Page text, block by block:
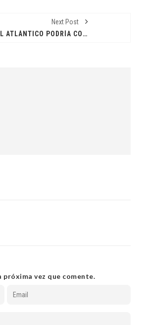
Next Post
SISTEMA EN EL ATLÁNTICO PODRÍA CONVERTIRSE EN EL PRIMER CICLÓN TROPICAL DE 2024
vez que comente.